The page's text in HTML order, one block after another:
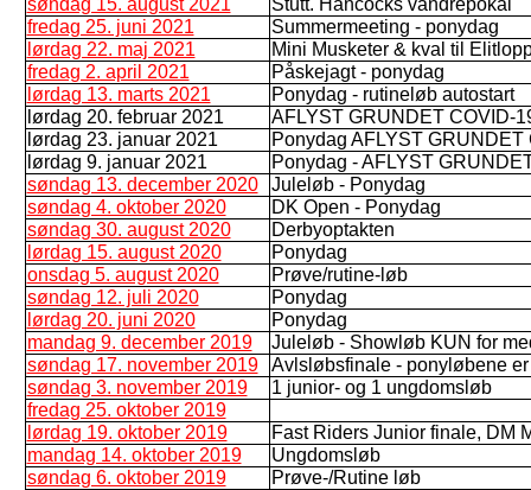
fredag 25. juni 2021
Summermeeting - ponydag
lørdag 22. maj 2021
Mini Musketer & kval til
fredag 2. april 2021
Påskejagt - ponydag
lørdag 13. marts 2021
Ponydag - rutineløb autostart
lørdag 20. februar 2021
AFLYST GRUNDET COVID-
lørdag 23. januar 2021
Ponydag AFLYST GRUNDET
lørdag 9. januar 2021
Ponydag - AFLYST
søndag 13. december 2020
Juleløb - Ponydag
søndag 4. oktober 2020
DK Open - Ponydag
søndag 30. august 2020
Derbyoptakten
lørdag 15. august 2020
Ponydag
onsdag 5. august 2020
Prøve/rutine-løb
søndag 12. juli 2020
Ponydag
lørdag 20. juni 2020
Ponydag
mandag 9. december 2019
Juleløb - Showløb KUN for
søndag 17. november 2019
Avlsløbsfinale - ponyløbene
søndag 3. november 2019
1 junior- og 1 ungdomsløb
fredag 25. oktober 2019
lørdag 19. oktober 2019
Fast Riders Junior finale, DM
mandag 14. oktober 2019
Ungdomsløb
søndag 6. oktober 2019
Prøve-/Rutine løb